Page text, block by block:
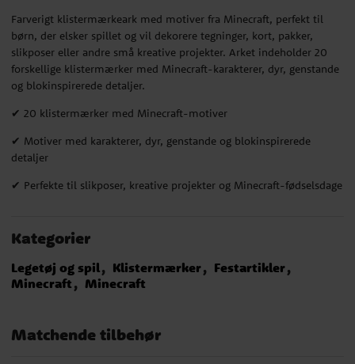
Farverigt klistermærkeark med motiver fra Minecraft, perfekt til
børn, der elsker spillet og vil dekorere tegninger, kort, pakker,
slikposer eller andre små kreative projekter. Arket indeholder 20
forskellige klistermærker med Minecraft-karakterer, dyr, genstande
og blokinspirerede detaljer.
✔ 20 klistermærker med Minecraft-motiver
✔ Motiver med karakterer, dyr, genstande og blokinspirerede
detaljer
✔ Perfekte til slikposer, kreative projekter og Minecraft-fødselsdage
Kategorier
Legetøj og spil Klistermærker
Festartikler
Minecraft
Minecraft
Matchende tilbehør